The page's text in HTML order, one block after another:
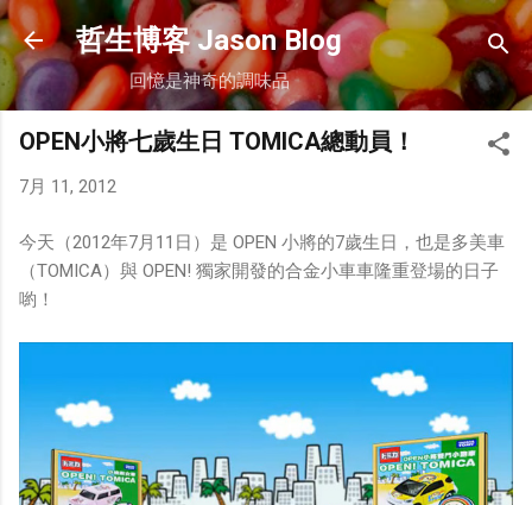
跳到主要內容
哲生博客 Jason Blog
回憶是神奇的調味品
OPEN小將七歲生日 TOMICA總動員！
7月 11, 2012
今天（2012年7月11日）是 OPEN 小將的7歲生日，也是多美車
（TOMICA）與 OPEN! 獨家開發的合金小車車隆重登場的日子
喲！